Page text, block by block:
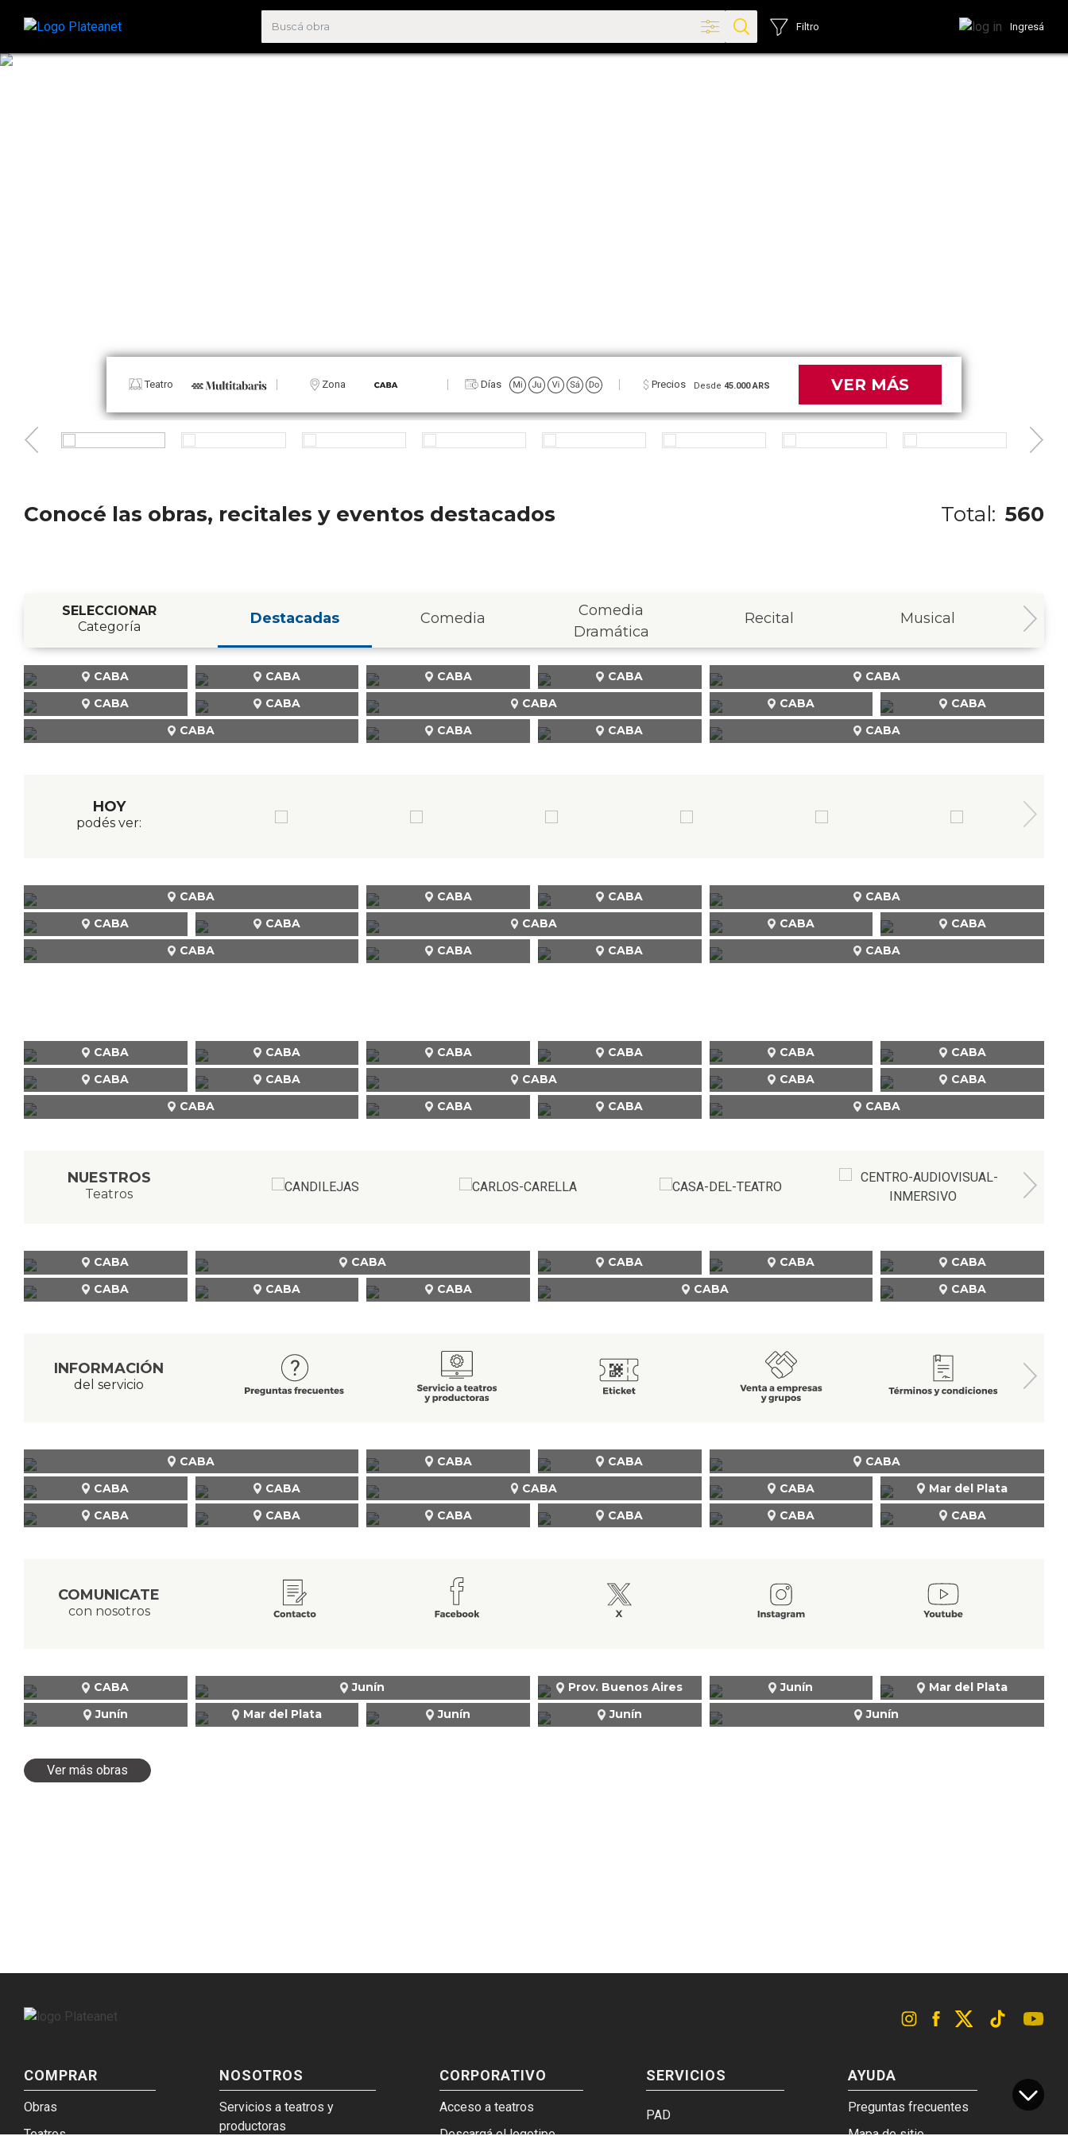
Filtro Ingresá
Teatro Zona Días Precios Desde45.000 ARS VER MÁS
Conocé las obras, recitales y eventos destacados Total: 560
SELECCIONAR
Categoría
Destacadas Comedia
Comedia
Dramática
Recital Musical
CABA CABA CABA CABA
CABA
CABA
CABA CABA CABA
CABA
CABA
CABA CABA CABA
HOY
podés ver:
CABA CABA CABA
CABA
CABA
CABA CABA CABA
CABA
CABA
CABA CABA CABA
CABA CABA CABA CABA CABA
CABA
CABA
CABA CABA CABA
CABA
CABA
CABA CABA CABA
NUESTROS
Teatros
CABA CABA CABA CABA
CABA
CABA
CABA CABA CABA CABA
INFORMACIÓN
del servicio
CABA CABA CABA
CABA
CABA
CABA CABA CABA
Mar del Plata
CABA
CABA CABA CABA CABA CABA
COMUNICATE
con nosotros
CABA Junín Prov. Buenos Aires Junín
Mar del Plata
Junín
Mar del Plata Junín Junín Junín
Ver más obras
COMPRAR
Obras
NOSOTROS
Servicios a teatros y
productoras
CORPORATIVO
Acceso a teatros
SERVICIOS
PAD
AYUDA
Preguntas frecuentes